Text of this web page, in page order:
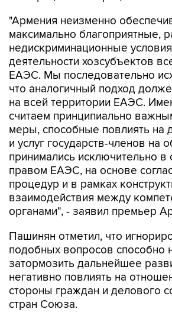
"Армения неизменно
максимально благоприятные,
недискриминационные
деятельности хозсубъектов
ЕАЭС. Мы последовательно
что аналогичный подход
на всей территории ЕАЭС.
считаем принципиально
меры, способные повлиять на
и услуг государств-членов на
принимались исключительно в
правом ЕАЭС, на основе
процедур и в рамках
взаимодействия между
органами", - заявил премьер
Пашинян отметил, что
подобных вопросов способно
затормозить дальнейшее
негативно повлиять на
стороны граждан и делового
стран Союза.